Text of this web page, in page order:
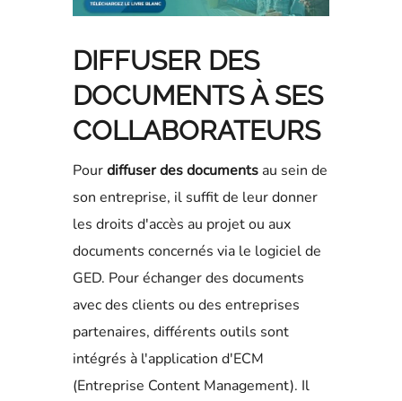
DIFFUSER DES
DOCUMENTS À SES
COLLABORATEURS
Pourdiffuser des documents au sein de
son entreprise, il suffit de leur donner
les droits d'accès au projet ou aux
documents concernés via le logiciel de
GED. Pour échanger des documents
avec des clients ou des entreprises
partenaires, différents outils sont
intégrés à l'application d'ECM
(Entreprise Content Management). Il